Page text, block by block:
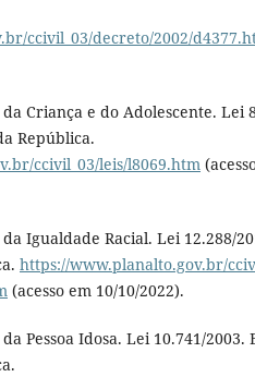
ccivil_03/decreto/2002/
Criança e do Adolescente. Lei
República.
ccivil_03/leis/l8069.htm
Igualdade Racial. Lei 12.288/
https://www.planalto.gov.br/
(acesso em 10/10/2022).
Pessoa Idosa. Lei 10.741/2003.